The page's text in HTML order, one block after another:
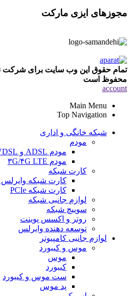
مجوزهای ایزی مارکت
تمام حقوق این وب سایت برای شرکت
محفوظ است
account
Main Menu
Top Navigation
شبکه خانگی و اداری
مودم
مودم ADSL و VDSL
مودم ۳G/۴G LTE
کارت شبکه
کارت شبکه وایرلس USB
کارت شبکه PCIe
لوازم جانبی شبکه
سوییچ شبکه
روتر و اکسس پوینت
توسعه دهنده وایرلس
لوازم جانبی کامپیوتر
موس و کیبورد
موس
کیبورد
ست موس و کیبورد
پد موس